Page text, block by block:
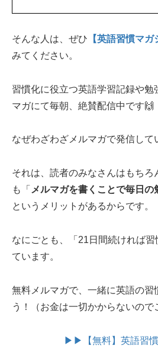
そんな人は、ぜひ 【英語習慣マガ
みてください。
習慣化に役立つ英語学習記録や勉
マガにて毎朝、絶賛配信中です🙌
なぜわざわざメルマガで発信して
それは、読者のみなさんはもちろ
も「 メルマガを書くことで毎日の
というメリットがあるからです。
なにごとも、「21日間続ければ
ています。
無料メルマガで、一緒に英語の習
う！（お金は一切かからないので
▶▶【無料】英語習